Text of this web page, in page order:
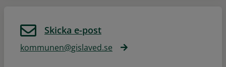
Skicka e-post
kommunen@gislaved.se